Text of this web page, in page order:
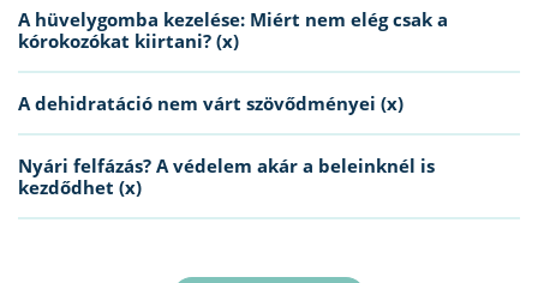
A hüvelygomba kezelése: Miért nem elég csak a
kórokozókat kiirtani? (x)
A dehidratáció nem várt szövődményei (x)
Nyári felfázás? A védelem akár a beleinknél is
kezdődhet (x)